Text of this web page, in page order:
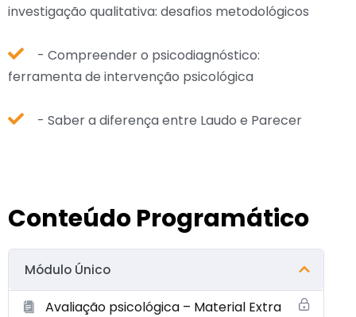
investigação qualitativa: desafios metodológicos
- Compreender o psicodiagnóstico:
ferramenta de intervenção psicológica
- Saber a diferença entre Laudo e Parecer
Conteúdo Programático
Módulo Único
Avaliação psicológica – Material Extra